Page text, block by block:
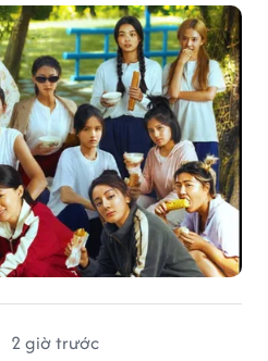
2 giờ trước